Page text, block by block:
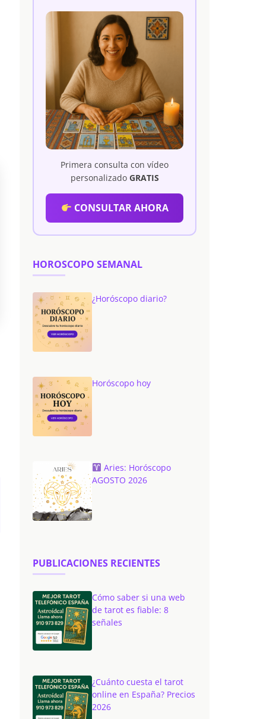
Primera consulta con vídeo
personalizado GRATIS
CONSULTAR AHORA
HOROSCOPO SEMANAL
¿Horóscopo diario?
Horóscopo hoy
Aries: Horóscopo
AGOSTO 2026
PUBLICACIONES RECIENTES
Cómo saber si una web
de tarot es fiable: 8
señales
¿Cuánto cuesta el tarot
online en España? Precios
2026